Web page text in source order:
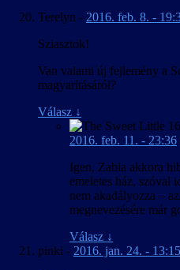
Terelyn - 2016. feb. 8. -
Sziasztok!
Van valami új fejlemény a
magyarításáról?
Válasz ↓
2016. feb. 11. - 23:36
Igen, Zabla akkora
emeletes ház, szóval
nem akadályozza –
megnevezésére már
Válasz ↓
pinki - 2016. jan. 24. - 13:15